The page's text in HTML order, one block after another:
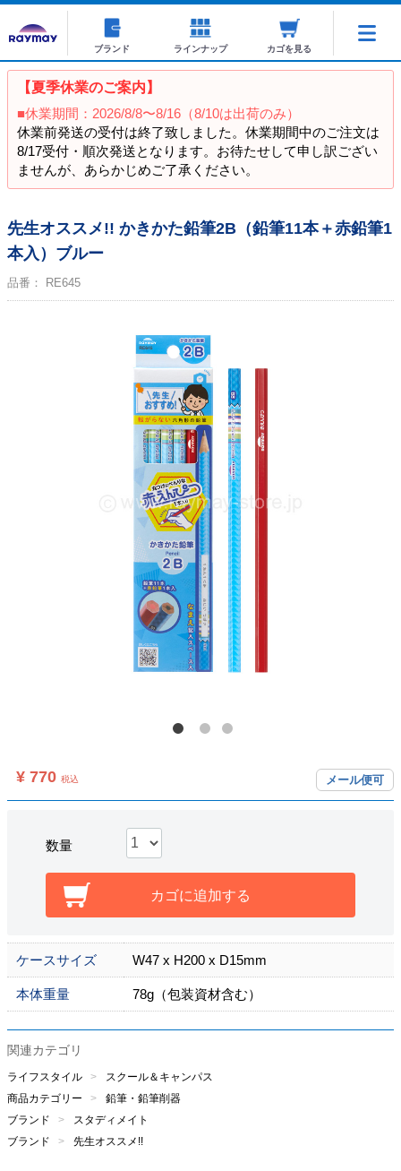
ブランド ラインナップ カゴを見る
【夏季休業のご案内】
■休業期間：2026/8/8〜8/16（8/10は出荷のみ）
休業前発送の受付は終了致しました。休業期間中のご注文は
8/17受付・順次発送となります。お待たせして申し訳ござい
ませんが、あらかじめご了承ください。
先生オススメ!! かきかた鉛筆2B（鉛筆11本＋赤鉛筆1
本入）ブルー
品番： RE645
¥ 770 税込 メール便可
数量
カゴに追加する
ケースサイズ W47 x H200 x D15mm
本体重量 78g（包装資材含む）
関連カテゴリ
ライフスタイル
スクール＆キャンパス
商品カテゴリー
鉛筆・鉛筆削器
ブランド
スタディメイト
ブランド
先生オススメ!!